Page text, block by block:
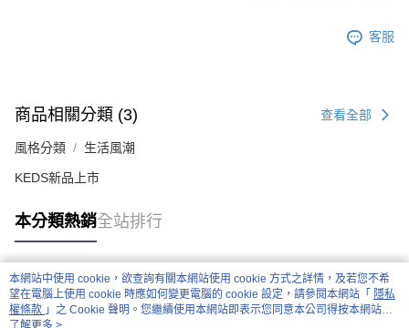
客服
商品相關分類 (3) 查看全部
風格分類 生活風潮
KEDS新品上市
本分類熱銷全站排行
熱門標籤
本網站中使用 cookie，欲查詢有關本網站使用 cookie 方式之詳情，及若您不希
望在電腦上使用 cookie 時應如何變更電腦的 cookie 設定，請參閱本網站「 隱私
權條款 」之 Cookie 聲明。您繼續使用本網站即表示您同意本公司得按本網站使
用條款之 Cookie 聲明使用 cookie。
了解更多 >